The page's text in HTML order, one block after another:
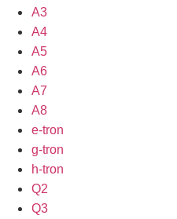
A3
A4
A5
A6
A7
A8
e-tron
g-tron
h-tron
Q2
Q3